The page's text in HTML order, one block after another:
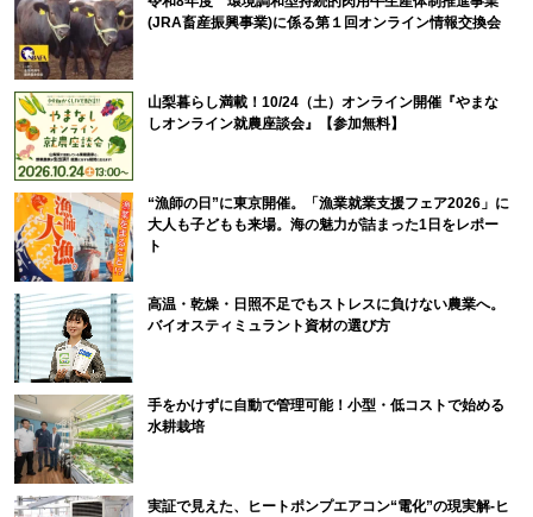
(JRA畜産振興事業)に係る第１回オンライン情報交換会
山梨暮らし満載！10/24（土）オンライン開催『やまな
しオンライン就農座談会』【参加無料】
“漁師の日”に東京開催。「漁業就業支援フェア2026」に
大人も子どもも来場。海の魅力が詰まった1日をレポー
ト
高温・乾燥・日照不足でもストレスに負けない農業へ。
バイオスティミュラント資材の選び方
手をかけずに自動で管理可能！小型・低コストで始める
水耕栽培
実証で見えた、ヒートポンプエアコン“電化”の現実解-ヒ